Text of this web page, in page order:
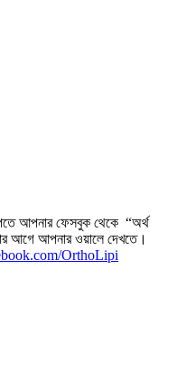
আপনার ফেসবুক থেকে “অর্থ
আগে আপনার ওয়ালে দেখতে।
OrthoLipi